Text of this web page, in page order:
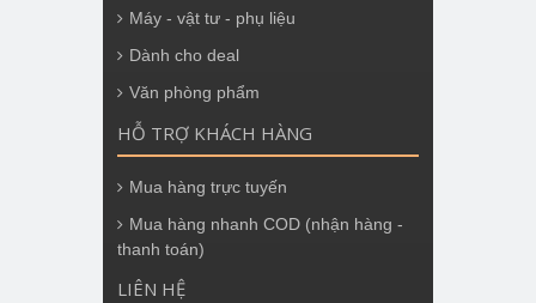
Máy - vật tư - phụ liệu
Dành cho deal
Văn phòng phẩm
HỖ TRỢ KHÁCH HÀNG
Mua hàng trực tuyến
Mua hàng nhanh COD (nhận hàng -
thanh toán)
LIÊN HỆ